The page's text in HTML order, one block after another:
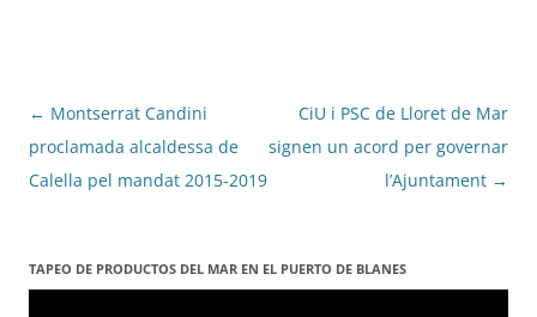
Navegació
per
les
← Montserrat Candini
proclamada alcaldessa de
Calella pel mandat 2015-2019
CiU i PSC de Lloret de Mar
signen un acord per governar
l’Ajuntament →
TAPEO DE PRODUCTOS DEL MAR EN EL PUERTO DE BLANES
Reproductor